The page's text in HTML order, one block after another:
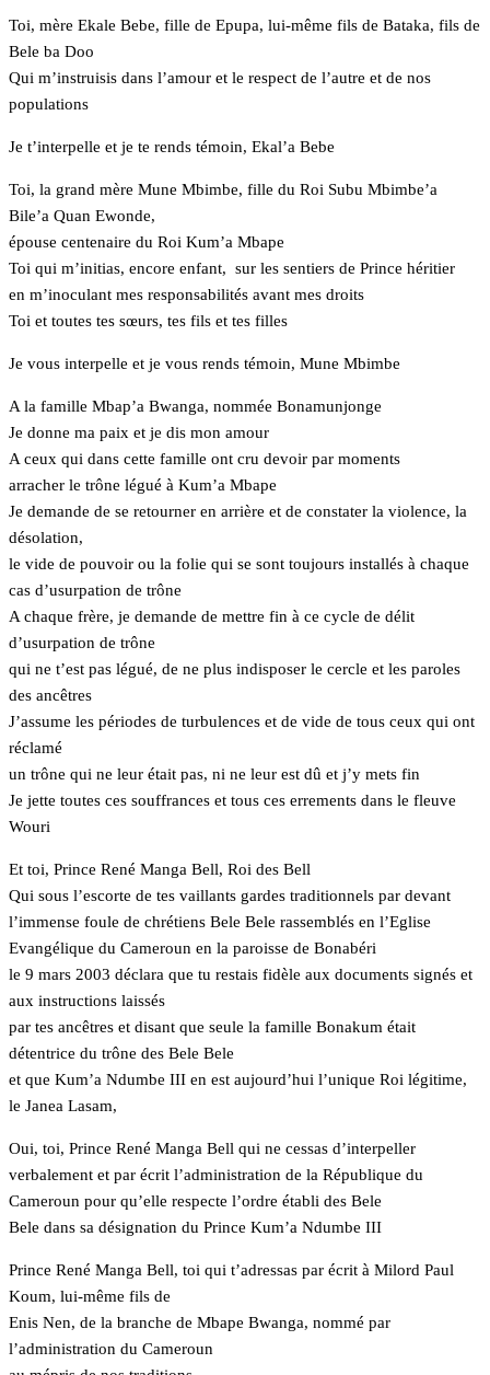
Toi, mère Ekale Bebe, fille de Epupa, lui-même fils de Bataka, fils de
Bele ba Doo
Qui m’instruisis dans l’amour et le respect de l’autre et de nos
populations
Je t’interpelle et je te rends témoin, Ekal’a Bebe
Toi, la grand mère Mune Mbimbe, fille du Roi Subu Mbimbe’a
Bile’a Quan Ewonde,
épouse centenaire du Roi Kum’a Mbape
Toi qui m’initias, encore enfant, sur les sentiers de Prince héritier
en m’inoculant mes responsabilités avant mes droits
Toi et toutes tes sœurs, tes fils et tes filles
Je vous interpelle et je vous rends témoin, Mune Mbimbe
A la famille Mbap’a Bwanga, nommée Bonamunjonge
Je donne ma paix et je dis mon amour
A ceux qui dans cette famille ont cru devoir par moments
arracher le trône légué à Kum’a Mbape
Je demande de se retourner en arrière et de constater la violence, la
désolation,
le vide de pouvoir ou la folie qui se sont toujours installés à chaque
cas d’usurpation de trône
A chaque frère, je demande de mettre fin à ce cycle de délit
d’usurpation de trône
qui ne t’est pas légué, de ne plus indisposer le cercle et les paroles
des ancêtres
J’assume les périodes de turbulences et de vide de tous ceux qui ont
réclamé
un trône qui ne leur était pas, ni ne leur est dû et j’y mets fin
Je jette toutes ces souffrances et tous ces errements dans le fleuve
Wouri
Et toi, Prince René Manga Bell, Roi des Bell
Qui sous l’escorte de tes vaillants gardes traditionnels par devant
l’immense foule de chrétiens Bele Bele rassemblés en l’Eglise
Evangélique du Cameroun en la paroisse de Bonabéri
le 9 mars 2003 déclara que tu restais fidèle aux documents signés et
aux instructions laissés
par tes ancêtres et disant que seule la famille Bonakum était
détentrice du trône des Bele Bele
et que Kum’a Ndumbe III en est aujourd’hui l’unique Roi légitime,
le Janea Lasam,
Oui, toi, Prince René Manga Bell qui ne cessas d’interpeller
verbalement et par écrit l’administration de la République du
Cameroun pour qu’elle respecte l’ordre établi des Bele
Bele dans sa désignation du Prince Kum’a Ndumbe III
Prince René Manga Bell, toi qui t’adressas par écrit à Milord Paul
Koum, lui-même fils de
Enis Nen, de la branche de Mbape Bwanga, nommé par
l’administration du Cameroun